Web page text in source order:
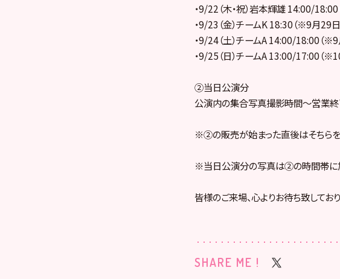
・9/22（木・祝）岩本輝雄 14:00/
・9/23（金）チームK 18:30（※9月29
・9/24（土）チームA 14:00/18:00（
・9/25（日）チームA 13:00/17:00（
②当日公演分
公演内の集合写真撮影時間～営業
※②の販売が始まった直後はそちらを
※当日公演分の写真は②の時間帯に
皆様のご来場、心よりお待ち致しており
SHARE ME !